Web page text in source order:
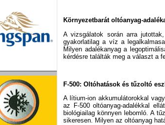
Környezetbarát oltóanyag-
A vizsgálatok során arra
gyakorlatilag a víz a
Milyen adalékanyag a
kérdésre találták meg a választ a
F-500: Oltóhatások és tűzoltó
A lítium-ion akkumulátorokkal
az F-500 oltóanyag-adalékkal
biológiailag könnyen lebomló. A
sikeresen. Milyen az oltóanyag